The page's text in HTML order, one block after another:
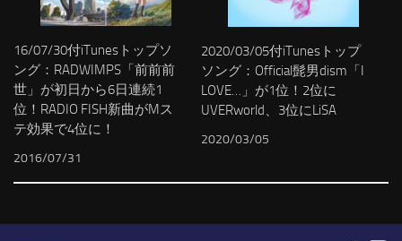
16/07/30付iTunesトップソ
ング：RADWIMPS「前前前
世」が初日から6日連続1
位！RADIO FISH新曲がMス
テ効果で4位に！
2016/07/31
2020/03/05付iTunesトップ
ソング：Official髭男dism「I
LOVE…」が1位！2位に
UVERworld、3位にLiSA
2020/03/05